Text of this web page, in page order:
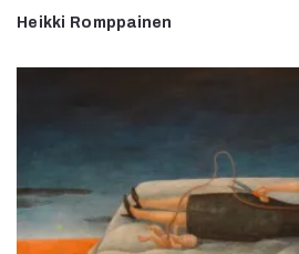
Heikki Romppainen